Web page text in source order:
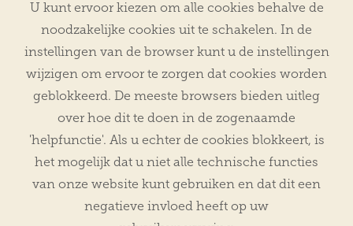
U kunt ervoor kiezen om alle cookies behalve de
noodzakelijke cookies uit te schakelen. In de
instellingen van de browser kunt u de instellingen
wijzigen om ervoor te zorgen dat cookies worden
geblokkeerd. De meeste browsers bieden uitleg
over hoe dit te doen in de zogenaamde
'helpfunctie'. Als u echter de cookies blokkeert, is
het mogelijk dat u niet alle technische functies
van onze website kunt gebruiken en dat dit een
negatieve invloed heeft op uw